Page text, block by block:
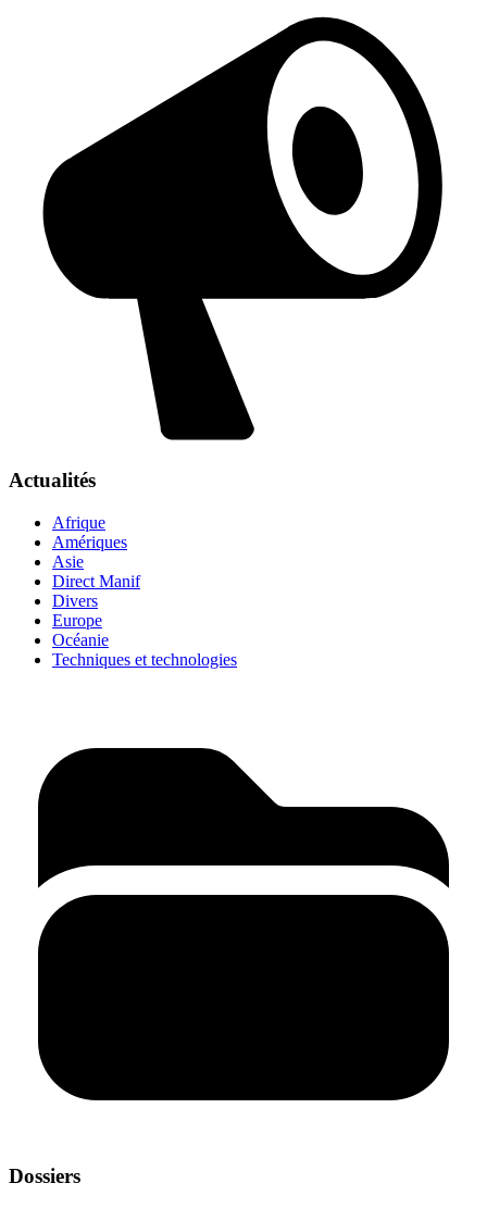
Actualités
Afrique
Amériques
Asie
Direct Manif
Divers
Europe
Océanie
Techniques et technologies
Dossiers